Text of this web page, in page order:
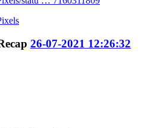
26-07-2021 12:26:32